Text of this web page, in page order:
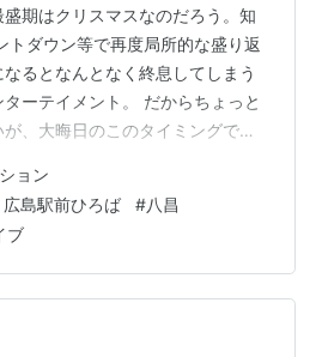
期はクリスマスなのだろう。知
トダウン等で再度局所的な盛り返
るとなんとなく終息してしまう
ーテイメント。 だからちょっと
、大晦日のこのタイミングでイ
回ご紹介するのは、広島の中心
しまドリミネーション」だ！ 2
人だ！淋しッ！！ 序章：おとぎの
降る夜にいざなわれ 閑話休題：八
ドリミネーション再び 補記：ひろ
前ひろ…
ョン
島駅前ひろば #八昌
ブ